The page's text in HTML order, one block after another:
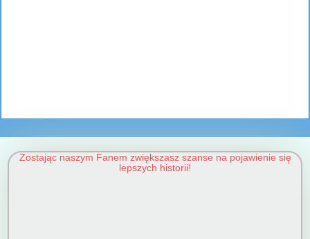
Zostając naszym Fanem zwiększasz szanse na pojawienie się
lepszych historii!